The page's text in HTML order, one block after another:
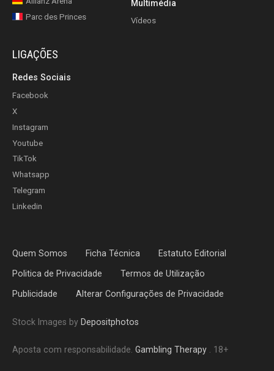
Parc des Princes
Multimédia
Vídeos
LIGAÇÕES
Redes Sociais
Facebook
X
Instagram
Youtube
TikTok
Whatsapp
Telegram
Linkedin
Quem Somos Ficha Técnica Estatuto Editorial
Politica de Privacidade Termos de Utilização
Publicidade Alterar Configurações de Privacidade
Stock Images by Depositphotos
Aposta com responsabilidade. Gambling Therapy. 18+